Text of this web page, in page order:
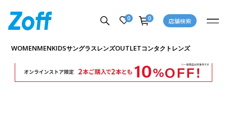
0 0 店舗検索
WOMENMENKIDSサングラスレンズOUTLETコンタクトレンズ
商品詳細ページへ